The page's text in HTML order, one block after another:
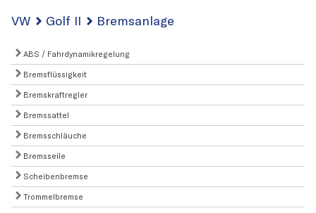
VW Golf II Bremsanlage
ABS / Fahrdynamikregelung
Bremsflüssigkeit
Bremskraftregler
Bremssattel
Bremsschläuche
Bremsseile
Scheibenbremse
Trommelbremse